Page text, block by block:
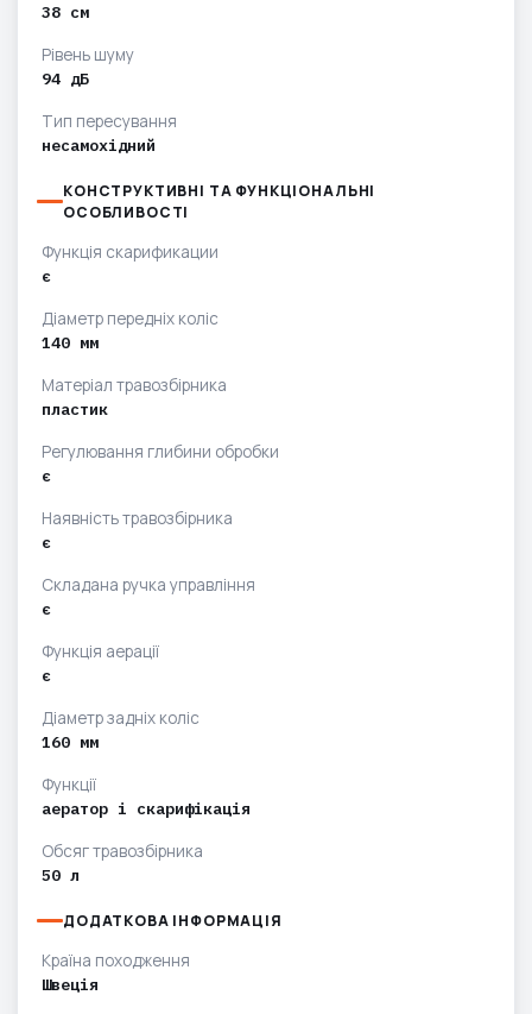
38 см
Рівень шуму
94 дБ
Тип пересування
несамохідний
КОНСТРУКТИВНІ ТА ФУНКЦІОНАЛЬНІ
ОСОБЛИВОСТІ
Функція скарификации
є
Діаметр передніх коліс
140 мм
Матеріал травозбірника
пластик
Регулювання глибини обробки
є
Наявність травозбірника
є
Складана ручка управління
є
Функція аерації
є
Діаметр задніх коліс
160 мм
Функції
аератор і скарифікація
Обсяг травозбірника
50 л
ДОДАТКОВА ІНФОРМАЦІЯ
Країна походження
Швеція